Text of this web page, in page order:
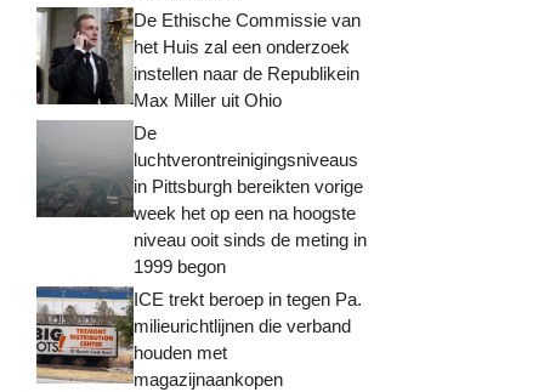
De Ethische Commissie van
het Huis zal een onderzoek
instellen naar de Republikein
Max Miller uit Ohio
De
luchtverontreinigingsniveaus
in Pittsburgh bereikten vorige
week het op een na hoogste
niveau ooit sinds de meting in
1999 begon
ICE trekt beroep in tegen Pa.
milieurichtlijnen die verband
houden met
magazijnaankopen